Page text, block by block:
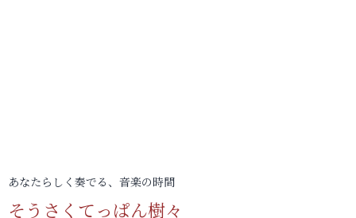
あなたらしく奏でる、音楽の時間
そうさくてっぱん樹々